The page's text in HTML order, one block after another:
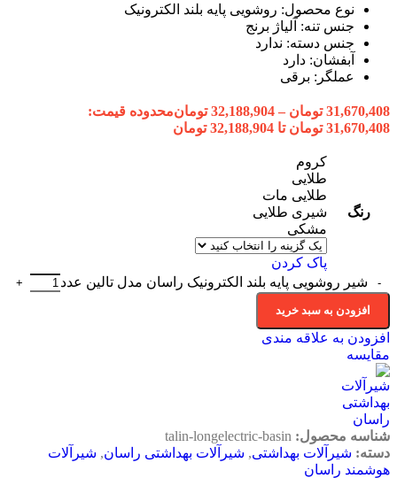
نوع محصول: روشویی پایه بلند الکترونیک
جنس تنه: آلیاژ برنج
جنس دسته: ندارد
آبفشان: دارد
عملگر: برقی
31,670,408 تومان –
32,188,904 تومانمحدوده قیمت:
31,670,408 تومان تا 32,188,904 تومان
رنگ
کروم
طلایی
طلایی مات
شیری طلایی
مشکی
پاک کردن
شیر روشویی پایه بلند الکترونیک راسان مدل تالین عدد
افزودن به سبد خرید
افزودن به علاقه مندی
مقایسه
شناسه محصول: talin-longelectric-basin
دسته: شیرآلات بهداشتی, شیرآلات بهداشتی راسان, شیرآلات
هوشمند راسان